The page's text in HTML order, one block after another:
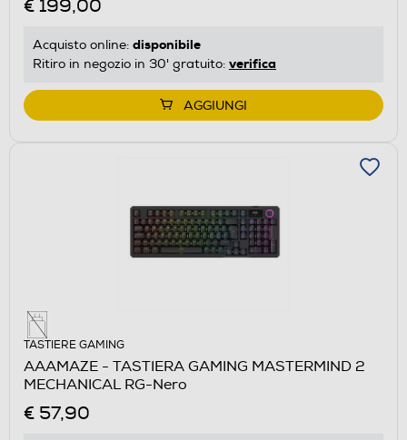
€ 199,00
Acquisto online: disponibile
Ritiro in negozio in 30' gratuito: verifica
AGGIUNGI
TASTIERE GAMING
AAAMAZE - TASTIERA GAMING MASTERMIND 2
MECHANICAL RG-Nero
€ 57,90